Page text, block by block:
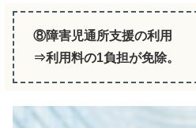
⑧障害児通所支援の利用
⇒利用料の1負担が免除。